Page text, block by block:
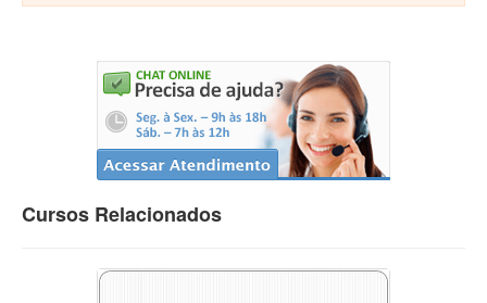
Cursos Relacionados